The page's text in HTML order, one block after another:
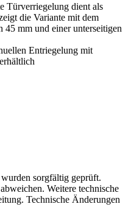
Türverriegelung dient als
die Variante mit dem
mm und einer unterseitigen
Entriegelung mit
sorgfältig geprüft.
Weitere technische
Technische Änderungen